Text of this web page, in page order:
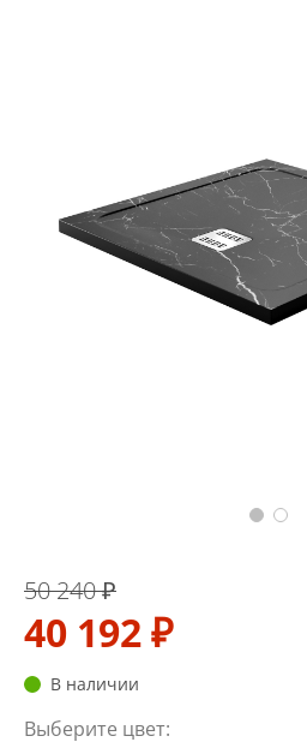
50 240 ₽
40 192 ₽
В наличии
Выберите цвет: